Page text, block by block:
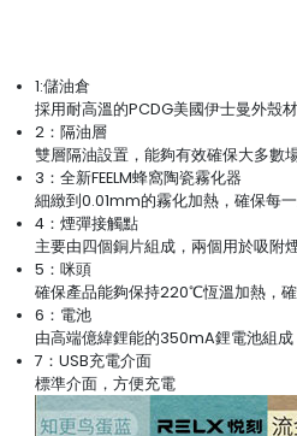
1:儲油倉
採用耐高溫的PCDG美國伊士曼外殼
2：隔油層
雙層隔油設置，能夠有效確保大多數
3：全新FEELM蜂窩陶瓷霧化器
細緻到0.01mm的霧化加熱，確保每
4：煙彈接觸點
主要由四個銅片組成，兩個用於吸附
5：咪頭
確保產品能夠保持220℃恆溫加熱，
6：電池
由高端億緯鋰能的350mA鋰電池組
7：USB充電介面
標準介面，方便充電